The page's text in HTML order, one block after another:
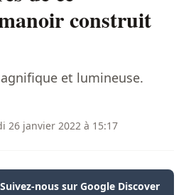
construit
et lumineuse.
26 janvier 2022 à 15:17
Suivez-nous sur Google Discover